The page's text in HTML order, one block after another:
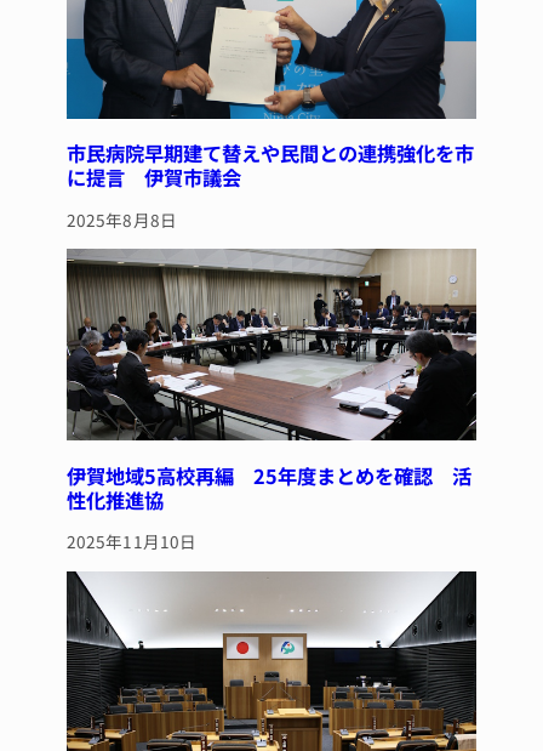
市民病院早期建て替えや民間との連携強化を市
に提言 伊賀市議会
2025年8月8日
伊賀地域5高校再編 25年度まとめを確認 活
性化推進協
2025年11月10日